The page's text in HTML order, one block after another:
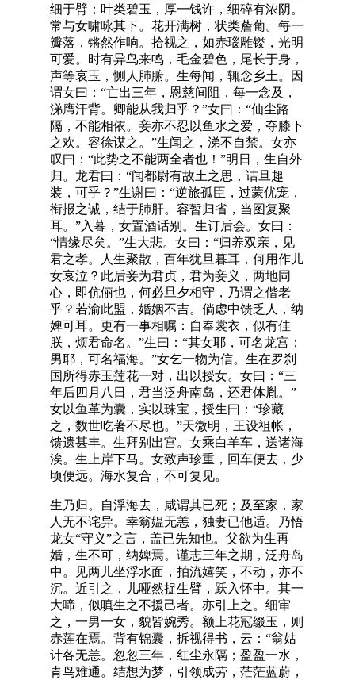
细于臂；叶类碧玉，厚一钱许，细碎有浓阴。
常与女啸咏其下。花开满树，状类薝葡。每一
瓣落，锵然作响。拾视之，如赤瑙雕镂，光明
可爱。时有异鸟来鸣，毛金碧色，尾长于身，
声等哀玉，恻人肺腑。生每闻，辄念乡土。因
谓女曰：“亡出三年，恩慈间阻，每一念及，
涕膺汗背。卿能从我归乎？”女曰：“仙尘路
隔，不能相依。妾亦不忍以鱼水之爱，夺膝下
之欢。容徐谋之。”生闻之，涕不自禁。女亦
叹曰：“此势之不能两全者也！”明日，生自外
归。龙君曰：“闻都尉有故土之思，诘旦趣
装，可乎？”生谢曰：“逆旅孤臣，过蒙优宠，
衔报之诚，结于肺肝。容暂归省，当图复聚
耳。”入暮，女置酒话别。生订后会。女曰：
“情缘尽矣。”生大悲。女曰：“归养双亲，见
君之孝。人生聚散，百年犹旦暮耳，何用作儿
女哀泣？此后妾为君贞，君为妾义，两地同
心，即伉俪也，何必旦夕相守，乃谓之偕老
乎？若渝此盟，婚姻不吉。倘虑中馈乏人，纳
婢可耳。更有一事相嘱：自奉裳衣，似有佳
朕，烦君命名。”生曰：“其女耶，可名龙宫；
男耶，可名福海。”女乞一物为信。生在罗刹
国所得赤玉莲花一对，出以授女。女曰：“三
年后四月八日，君当泛舟南岛，还君体胤。”
女以鱼革为囊，实以珠宝，授生曰：“珍藏
之，数世吃著不尽也。”天微明，王设祖帐，
馈遗甚丰。生拜别出宫。女乘白羊车，送诸海
涘。生上岸下马。女致声珍重，回车便去，少
顷便远。海水复合，不可复见。
生乃归。自浮海去，咸谓其已死；及至家，家
人无不诧异。幸翁媪无恙，独妻已他适。乃悟
龙女“守义”之言，盖已先知也。父欲为生再
婚，生不可，纳婢焉。谨志三年之期，泛舟岛
中。见两儿坐浮水面，拍流嬉笑，不动，亦不
沉。近引之，儿哑然捉生臂，跃入怀中。其一
大啼，似嗔生之不援己者。亦引上之。细审
之，一男一女，貌皆婉秀。额上花冠缀玉，则
赤莲在焉。背有锦囊，拆视得书，云：“翁姑
计各无恙。忽忽三年，红尘永隔；盈盈一水，
青鸟难通。结想为梦，引领成劳，茫茫蓝蔚，